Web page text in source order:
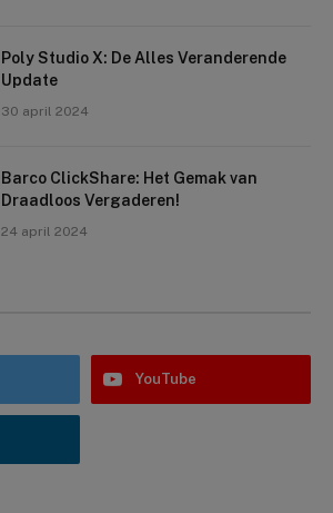
Poly Studio X: De Alles Veranderende
Update
30 april 2024
Barco ClickShare: Het Gemak van
Draadloos Vergaderen!
24 april 2024
YouTube